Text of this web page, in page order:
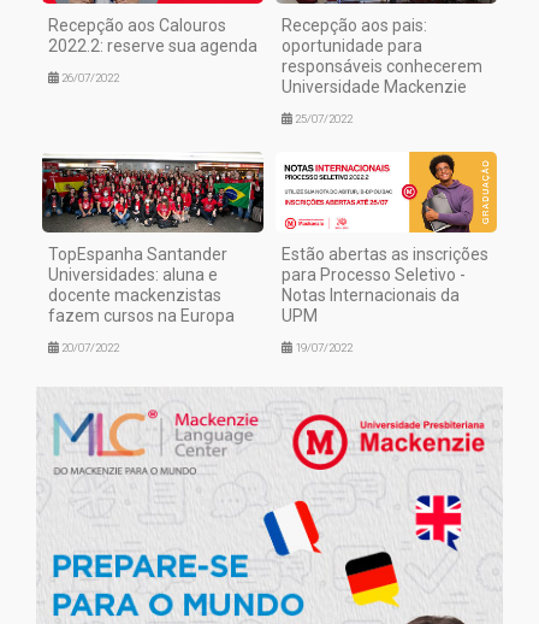
Recepção aos Calouros
2022.2: reserve sua agenda
26/07/2022
Recepção aos pais:
oportunidade para
responsáveis conhecerem
Universidade Mackenzie
25/07/2022
TopEspanha Santander
Universidades: aluna e
docente mackenzistas
fazem cursos na Europa
20/07/2022
Estão abertas as inscrições
para Processo Seletivo -
Notas Internacionais da
UPM
19/07/2022